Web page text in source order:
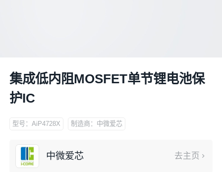
集成低内阻MOSFET单节锂电池保
护IC
型号：AiP4728X 制造商：中微爱芯
中微爱芯 去主页